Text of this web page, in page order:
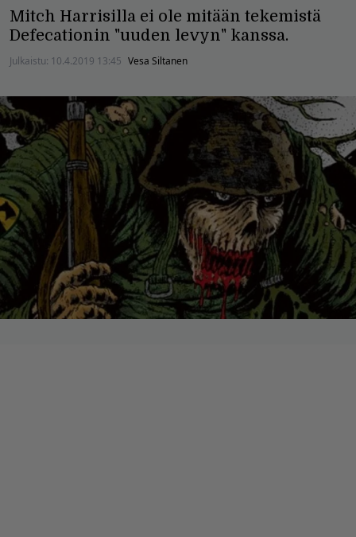
Mitch Harrisilla ei ole mitään tekemistä
Defecationin "uuden levyn" kanssa.
Julkaistu: 10.4.2019 13:45 Vesa Siltanen